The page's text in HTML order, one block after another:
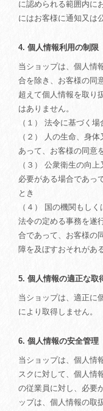
に認められる範囲内に
にはお客様に通知又は
4. 個人情報利用の制限
当ショップは、個人情
合を除き、お客様の同
超えて個人情報を取り
はありません。
（１） 法令に基づく場
（２） 人の生命、身
あって、お客様の同意
（３） 公衆衛生の向
必要がある場合であっ
とき
（４） 国の機関もし
法令の定める事務を遂
合であって、お客様の
障を及ぼすおそれがあ
5. 個人情報の適正な取
当ショップは、適正に
により取得しません。
6. 個人情報の安全管理
当ショップは、個人情
スクに対して、個人情
の従業員に対し、必要
ップは、個人情報の取